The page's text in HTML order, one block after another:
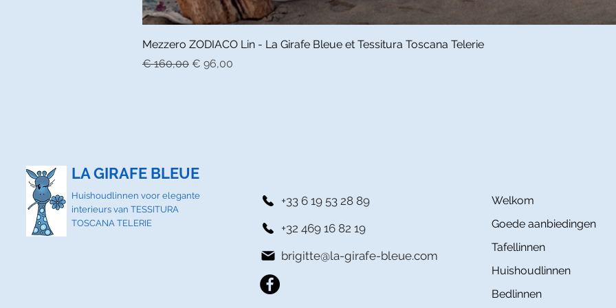
Snel overzicht
Mezzero ZODIACO Lin - La Girafe Bleue et Tessitura Toscana Telerie
Normale prijs
€ 160,00 Verkoopprijs
€ 96,00
LA GIRAFE BLEUE
Huishoudlinnen voor elegante
interieurs van TESSITURA
TOSCANA TELERIE
+33 6 19 53 28 89
+32 469 16 82 19
brigitte@la-girafe-bleue.com
Welkom
Goede aanbiedingen
Tafellinnen
Huishoudlinnen
Bedlinnen